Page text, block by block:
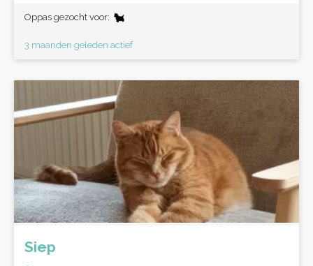
Oppas gezocht voor:
3 maanden geleden actief
Siep